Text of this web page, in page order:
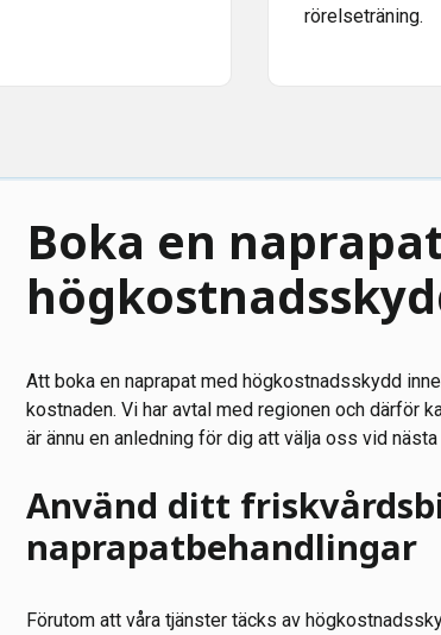
rörelseträning.
Boka en
Att boka en naprapat med högkostnadsskydd
kostnaden. Vi har avtal med regionen och därför
är ännu en anledning för dig att välja oss vid
Använd ditt
naprapatbehandlingar
Förutom att våra tjänster täcks av